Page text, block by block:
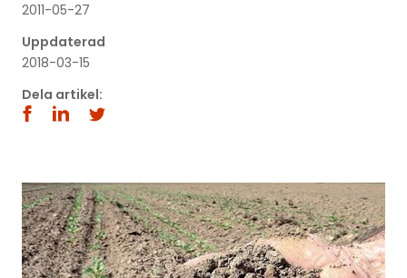
2011-05-27
Uppdaterad
2018-03-15
Dela artikel: